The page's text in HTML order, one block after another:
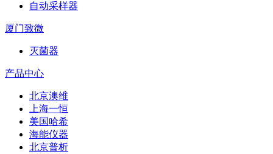
自动采样器
厦门致微
灭菌器
产品中心
北京澳维
上海一恒
美国哈希
海能仪器
北京普析